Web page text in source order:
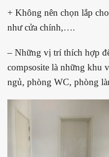
+ Không nên chọn lắp
như cửa chính,….
– Những vị trí thích hợp
compsosite là những khu
ngủ, phòng WC, phòng